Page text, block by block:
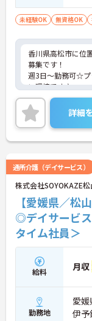
未経験OK 無資格OK
香川県高松市に位
募集です！
週3日～勤務可☆プ
い環境です♪
ご興味ある方には
詳細をお話しいた
い。
詳細
通所介護（デイサービス）
株式会社SOYOKAZE
【愛媛県／松
◎デイサービ
タイム社員＞
給料 月収
勤務地
愛
伊予